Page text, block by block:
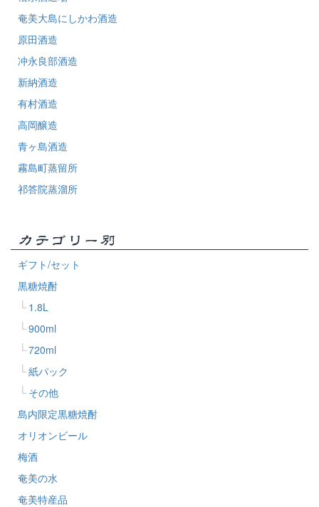
奄美大島にしかわ酒造
原田酒造
冲永良部酒造
新納酒造
有村酒造
高岡醸造
青ヶ島酒造
霧島町蒸留所
祁答院蒸溜所
ギフト/セット
黒糖焼酎
1.8L
900ml
720ml
紙パック
その他
島内限定黒糖焼酎
オリオンビール
梅酒
奄美の水
奄美特産品